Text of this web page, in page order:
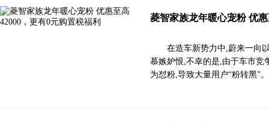
菱智家族龙年暖心宠粉 优
在造车新势力中,蔚来一向
慕嫉妒恨,不幸的是,由于车市竞
为怼粉,导致大量用户“粉转黑